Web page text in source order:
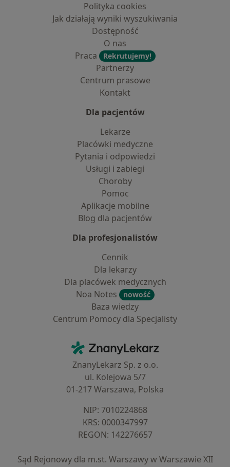
Polityka cookies
Jak działają wyniki wyszukiwania
Dostępność
O nas
Praca
Rekrutujemy!
Partnerzy
Centrum prasowe
Kontakt
Dla pacjentów
Lekarze
Placówki medyczne
Pytania i odpowiedzi
Usługi i zabiegi
Choroby
Pomoc
Aplikacje mobilne
Blog dla pacjentów
Dla profesjonalistów
Cennik
Dla lekarzy
Dla placówek medycznych
Noa Notes
nowość
Baza wiedzy
Centrum Pomocy dla Specjalisty
ZnanyLekarz - Strona główna
ZnanyLekarz Sp. z o.o.
ul. Kolejowa 5/7
01-217 Warszawa, Polska
NIP: ⁠7010224868
KRS: ⁠0000347997
REGON: ⁠142276657
Sąd Rejonowy dla m.st. Warszawy w Warszawie XII